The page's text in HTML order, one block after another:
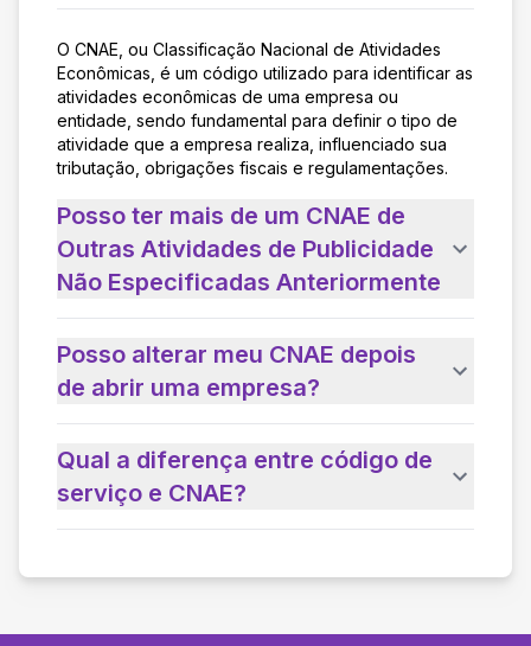
O CNAE, ou Classificação Nacional de Atividades
Econômicas, é um código utilizado para identificar as
atividades econômicas de uma empresa ou
entidade, sendo fundamental para definir o tipo de
atividade que a empresa realiza, influenciado sua
tributação, obrigações fiscais e regulamentações.
Posso ter mais de um CNAE de
Outras Atividades de Publicidade
Não Especificadas Anteriormente
Posso alterar meu CNAE depois
de abrir uma empresa?
Qual a diferença entre código de
serviço e CNAE?